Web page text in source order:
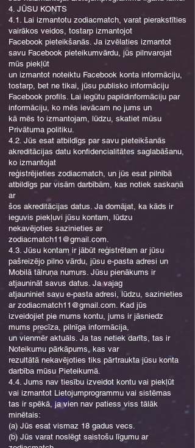
4. JŪSU KONTS
4.1. Lai izmantotu zodiacmatch, varat pierakstīties
vairākos veidos, tostarp izmantojot
Facebook pieteikšanās. Ja izvēlaties izmantot
savu Facebook pieteikumvārdu, jūs pilnvarojat
mūs piekļūt
un izmantot noteiktu Facebook konta informāciju,
tostarp, bet ne tikai, jūsu publisko informāciju
Facebook profils. Lai iegūtu papildinformāciju par
informāciju, ko mēs ievācam no jums un
kā mēs to izmantojam, lūdzu, skatiet mūsu
Privātuma politiku.
4.2. Jūs esat atbildīgs par savu pieteikšanās
akreditācijas datu konfidencialitātes saglabāšanu,
ko izmantojat
reģistrējieties zodiacmatch, un jūs esat pilnībā
atbildīgs par visām darbībām, kas notiek saskaņā
ar
šos akreditācijas datus. Ja domājat, ka kāds ir
ieguvis piekļuvi jūsu kontam, lūdzu
nekavējoties sazinieties ar
zodiacmatch11@gmail.com.
4.3. Jūsu kontam ir jābūt reģistrētam ar jūsu
pašreizējo pilno vārdu, jūsu e-pasta adresi un
Mobilā tālruņa numurs. Jūsu pienākums ir
atjaunināt savus datus. Ja vajag
atjauniniet savu e-pasta adresi, lūdzu, sazinieties
ar zodiacmatch11@gmail.com. Kad jūs
izveidojiet pie mums kontu, jums ir jāsniedz
mums precīza, pilnīga informācija,
un vienmēr aktuāls. Ja tas netiek darīts, tas ir
Noteikumu pārkāpums, kas var
rezultātā nekavējoties tiks pārtraukta jūsu konta
darbība mūsu Pieteikumā.
4.4. Jums nav tiesību izveidot kontu vai piekļūt
vai izmantot Lietojumprogrammu vai sistēmas
tas ir spēkā, ja vien nav patiess viss tālāk
minētais:
(a) Jūs esat vismaz 18 gadus vecs.
(b) Jūs varat noslēgt saistošu līgumu ar